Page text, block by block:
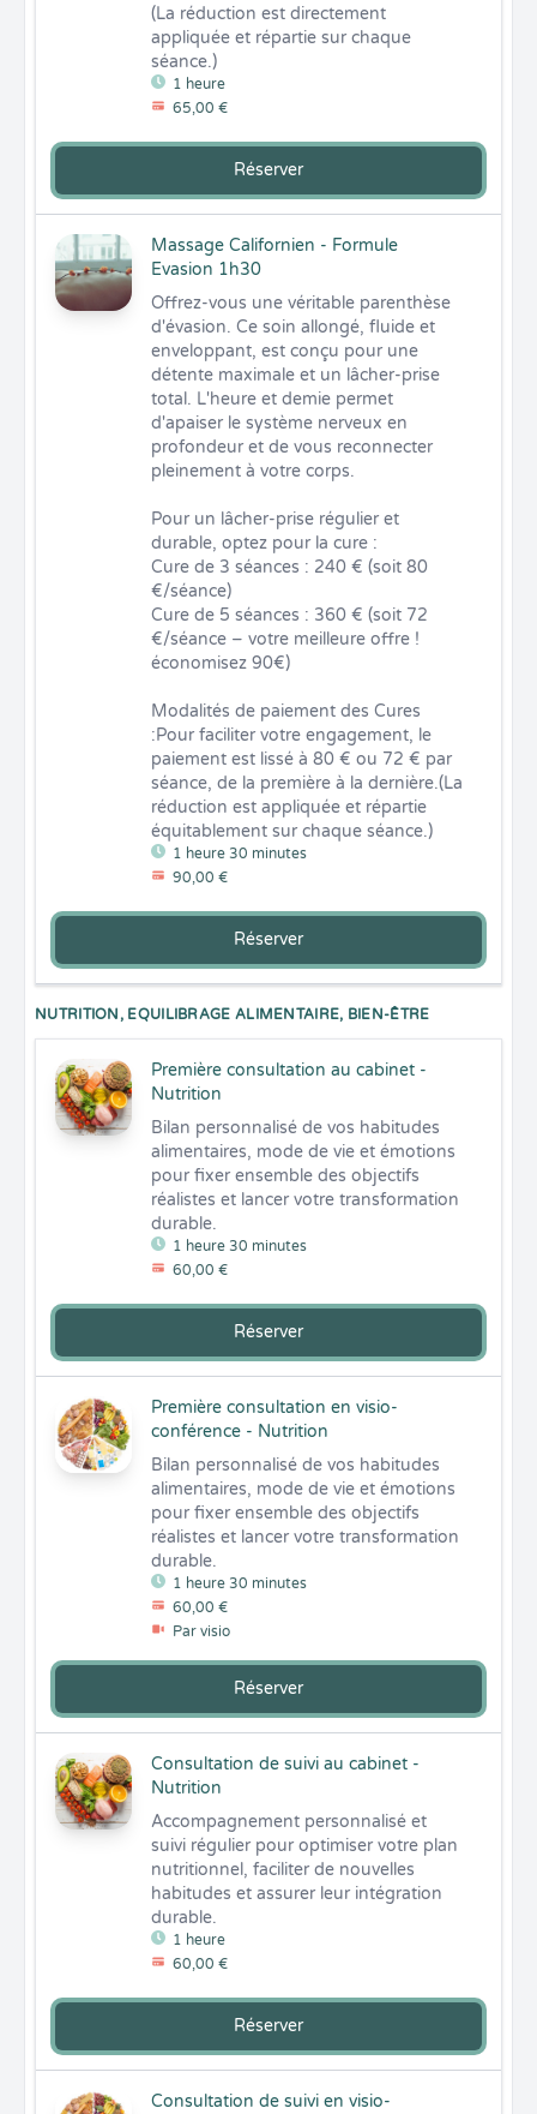
1 heure
65,00 €
(La réduction est directement
appliquée et répartie sur chaque
séance.)
Réserver
Massage Californien - Formule
Evasion 1h30
1 heure 30 minutes
90,00 €
Offrez-vous une véritable parenthèse
d'évasion. Ce soin allongé, fluide et
enveloppant, est conçu pour une
détente maximale et un lâcher-prise
total. L'heure et demie permet
d'apaiser le système nerveux en
profondeur et de vous reconnecter
pleinement à votre corps.
Pour un lâcher-prise régulier et
durable, optez pour la cure :
Cure de 3 séances : 240 € (soit 80
€/séance)
Cure de 5 séances : 360 € (soit 72
€/séance – votre meilleure offre !
économisez 90€)
Modalités de paiement des Cures
:Pour faciliter votre engagement, le
paiement est lissé à 80 € ou 72 € par
séance, de la première à la dernière.(La
réduction est appliquée et répartie
équitablement sur chaque séance.)
Réserver
NUTRITION, EQUILIBRAGE ALIMENTAIRE, BIEN-ÊTRE
Première consultation au cabinet -
Nutrition
1 heure 30 minutes
60,00 €
Bilan personnalisé de vos habitudes
alimentaires, mode de vie et émotions
pour fixer ensemble des objectifs
réalistes et lancer votre transformation
durable.
Réserver
Première consultation en visio-
conférence - Nutrition
1 heure 30 minutes
60,00 €
Par visio
Bilan personnalisé de vos habitudes
alimentaires, mode de vie et émotions
pour fixer ensemble des objectifs
réalistes et lancer votre transformation
durable.
Réserver
Consultation de suivi au cabinet -
Nutrition
1 heure
60,00 €
Accompagnement personnalisé et
suivi régulier pour optimiser votre plan
nutritionnel, faciliter de nouvelles
habitudes et assurer leur intégration
durable.
Réserver
Consultation de suivi en visio-